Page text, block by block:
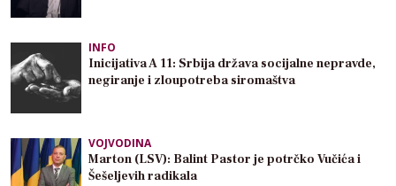
INFO
Inicijativa A 11: Srbija država socijalne nepravde,
negiranje i zloupotreba siromaštva
VOJVODINA
Marton (LSV): Balint Pastor je potrčko Vučića i
Šešeljevih radikala